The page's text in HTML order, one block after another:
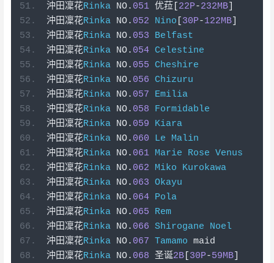
沖田凜花Rinka NO. 051 优菈[ 22P-232MB]
沖田凜花Rinka NO. 052 Nino 30P-122MB]
沖田凜花Rinka NO. 053
Belfast
沖田凜花Rinka NO. 054 Celestine
沖田凜花Rinka NO. 055 Cheshire
沖田凜花Rinka NO. 056 Chizuru
沖田凜花Rinka NO. 057
Emilia
沖田凜花Rinka NO. 058
Formidable
沖田凜花Rinka NO. 059
Kiara
沖田凜花Rinka NO. 060 Le
Malin
沖田凜花Rinka NO. 061 Marie Rose Venus
沖田凜花Rinka NO. 062 Miko
Kurokawa
沖田凜花Rinka NO. 063 Okayu
沖田凜花Rinka NO. 064
Pola
沖田凜花Rinka NO. 065
Rem
沖田凜花Rinka NO. 066 Shirogane
Noel
沖田凜花Rinka NO. 067 Tamamo maid
沖田凜花Rinka NO. 068 圣诞2B[ 30P-59MB]